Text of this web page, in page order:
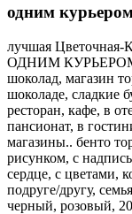
одним
лучшая Цветочная-
ОДНИМ КУРЬЕРОМ!
шоколад, магазин
шоколаде, сладкие
ресторан, кафе, в
пансионат, в
магазины.. бенто
рисунком, с
сердце, с цветами,
подруге/другу,
черный, розовый,